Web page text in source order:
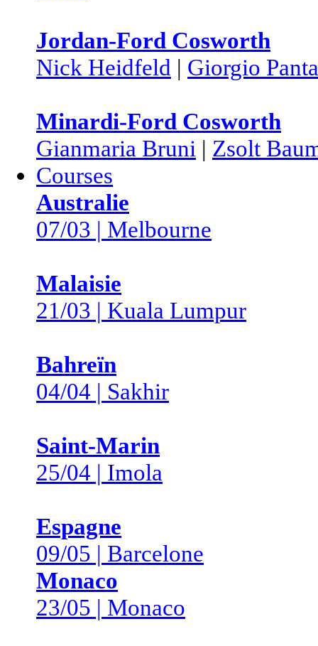
Jordan-Ford Cosworth
Nick Heidfeld | Giorgio
Minardi-Ford Cosworth
Gianmaria Bruni | Zsolt
Courses
Australie
07/03 | Melbourne
Malaisie
21/03 | Kuala Lumpur
Bahreïn
04/04 | Sakhir
Saint-Marin
25/04 | Imola
Espagne
09/05 | Barcelone
Monaco
23/05 | Monaco